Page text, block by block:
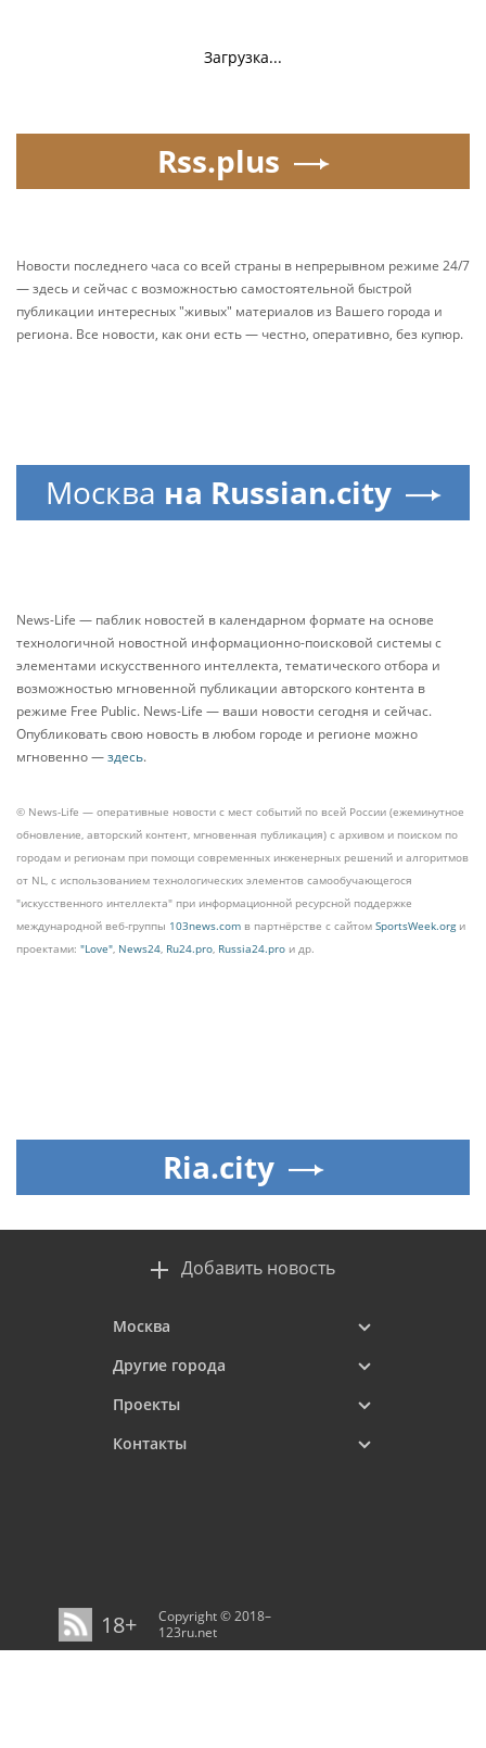
Загрузка...
Rss.plus
Новости последнего часа со всей страны в непрерывном режиме 24/7
— здесь и сейчас с возможностью самостоятельной быстрой
публикации интересных "живых" материалов из Вашего города и
региона. Все новости, как они есть — честно, оперативно, без купюр.
Москва на Russian.city
News-Life — паблик новостей в календарном формате на основе
технологичной новостной информационно-поисковой системы с
элементами искусственного интеллекта, тематического отбора и
возможностью мгновенной публикации авторского контента в
режиме Free Public. News-Life — ваши новости сегодня и сейчас.
Опубликовать свою новость в любом городе и регионе можно
мгновенно —здесь.
© News-Life — оперативные новости с мест событий по всей России (ежеминутное
обновление, авторский контент, мгновенная публикация) с архивом и поиском по
городам и регионам при помощи современных инженерных решений и алгоритмов
от NL, с использованием технологических элементов самообучающегося
"искусственного интеллекта" при информационной ресурсной поддержке
международной веб-группы 103news.com в партнёрстве с сайтом SportsWeek.orgи
проектами: "Love", News24, Ru24.pro, Russia24.pro и др.
Ria.city
Добавить новость
Москва
Другие города
Проекты
Контакты
18+
Copyright © 2018–
123ru.net